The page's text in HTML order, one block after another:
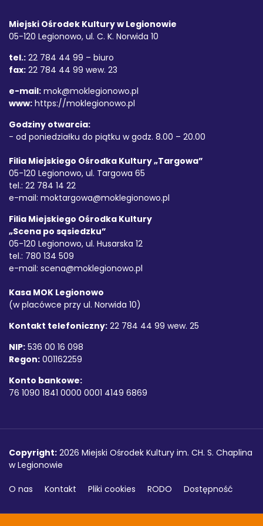
Miejski Ośrodek Kultury w Legionowie
05-120 Legionowo, ul. C. K. Norwida 10
tel.: 22 784 44 99 – biuro
fax: 22 784 44 99 wew. 23
e-mail: mok@moklegionowo.pl
www: https://moklegionowo.pl
Godziny otwarcia:
- od poniedziałku do piątku w godz. 8.00 – 20.00
Filia Miejskiego Ośrodka Kultury „Targowa”
05-120 Legionowo, ul. Targowa 65
tel.: 22 784 14 22
e-mail: moktargowa@moklegionowo.pl
Filia Miejskiego Ośrodka Kultury
„Scena po sąsiedzku”
05-120 Legionowo, ul. Husarska 12
tel.: 780 134 509
e-mail: scena@moklegionowo.pl
Kasa MOK Legionowo
(w placówce przy ul. Norwida 10)
Kontakt telefoniczny: 22 784 44 99 wew. 25
NIP: 536 00 16 098
Regon: 001162259
Konto bankowe:
76 1090 1841 0000 0001 4149 6869
Copyright
Copyright: 2026 Miejski Ośrodek Kultury im. CH. S. Chaplina
w Legionowie
O nas Kontakt Pliki cookies RODO Dostępność
Projekt